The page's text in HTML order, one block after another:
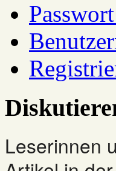
Leserinnen